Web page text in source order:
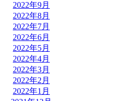
2022年9月
2022年8月
2022年7月
2022年6月
2022年5月
2022年4月
2022年3月
2022年2月
2022年1月